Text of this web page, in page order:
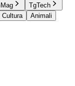
TgTech
Cultura
Animali